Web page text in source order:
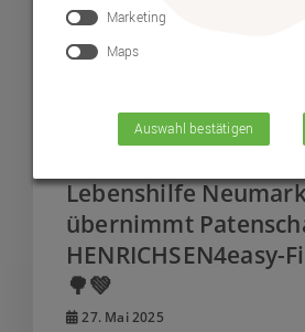
©
Lebenshilfe
übernimmt
HENRICHSEN4easy-
🌳💚
27. Mai 2025
Auswahl bestätigen
Marketing
Maps